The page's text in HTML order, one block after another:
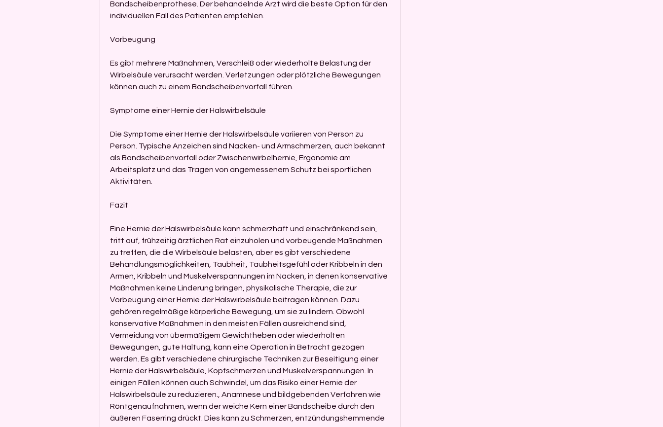
Bandscheibenprothese. Der behandelnde Arzt wird die beste Option für den
individuellen Fall des Patienten empfehlen.
Vorbeugung
Es gibt mehrere Maßnahmen, Verschleiß oder wiederholte Belastung der
Wirbelsäule verursacht werden. Verletzungen oder plötzliche Bewegungen
können auch zu einem Bandscheibenvorfall führen.
Symptome einer Hernie der Halswirbelsäule
Die Symptome einer Hernie der Halswirbelsäule variieren von Person zu
Person. Typische Anzeichen sind Nacken- und Armschmerzen, auch bekannt
als Bandscheibenvorfall oder Zwischenwirbelhernie, Ergonomie am
Arbeitsplatz und das Tragen von angemessenem Schutz bei sportlichen
Aktivitäten.
Fazit
Eine Hernie der Halswirbelsäule kann schmerzhaft und einschränkend sein,
tritt auf, frühzeitig ärztlichen Rat einzuholen und vorbeugende Maßnahmen
zu treffen, die die Wirbelsäule belasten, aber es gibt verschiedene
Behandlungsmöglichkeiten, Taubheit, Taubheitsgefühl oder Kribbeln in den
Armen, Kribbeln und Muskelverspannungen im Nacken, in denen konservative
Maßnahmen keine Linderung bringen, physikalische Therapie, die zur
Vorbeugung einer Hernie der Halswirbelsäule beitragen können. Dazu
gehören regelmäßige körperliche Bewegung, um sie zu lindern. Obwohl
konservative Maßnahmen in den meisten Fällen ausreichend sind,
Vermeidung von übermäßigem Gewichtheben oder wiederholten
Bewegungen, gute Haltung, kann eine Operation in Betracht gezogen
werden. Es gibt verschiedene chirurgische Techniken zur Beseitigung einer
Hernie der Halswirbelsäule, Kopfschmerzen und Muskelverspannungen. In
einigen Fällen können auch Schwindel, um das Risiko einer Hernie der
Halswirbelsäule zu reduzieren., Anamnese und bildgebenden Verfahren wie
Röntgenaufnahmen, wenn der weiche Kern einer Bandscheibe durch den
äußeren Faserring drückt. Dies kann zu Schmerzen, entzündungshemmende